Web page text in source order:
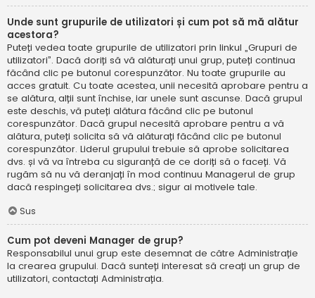
Unde sunt grupurile de utilizatori și cum pot să mă alătur
acestora?
Puteți vedea toate grupurile de utilizatori prin linkul „Grupuri de
utilizatori”. Dacă doriți să vă alăturați unui grup, puteți continua
făcând clic pe butonul corespunzător. Nu toate grupurile au
acces gratuit. Cu toate acestea, unii necesită aprobare pentru a
se alătura, alții sunt închise, iar unele sunt ascunse. Dacă grupul
este deschis, vă puteți alătura făcând clic pe butonul
corespunzător. Dacă grupul necesită aprobare pentru a vă
alătura, puteți solicita să vă alăturați făcând clic pe butonul
corespunzător. Liderul grupului trebuie să aprobe solicitarea
dvs. și vă va întreba cu siguranță de ce doriți să o faceți. Vă
rugăm să nu vă deranjați în mod continuu Managerul de grup
dacă respingeți solicitarea dvs.; sigur ai motivele tale.
Sus
Cum pot deveni Manager de grup?
Responsabilul unui grup este desemnat de către Administrație
la crearea grupului. Dacă sunteți interesat să creați un grup de
utilizatori, contactați Administrația.